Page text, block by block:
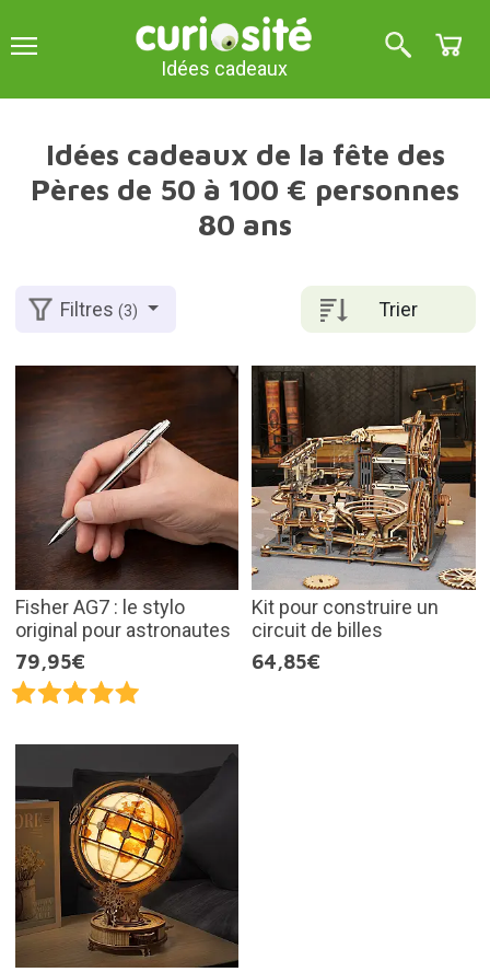
Idées cadeaux
Idées cadeaux de la fête des
Pères de 50 à 100 € personnes
80 ans
Trier
Filtres(3)
Fisher AG7 : le stylo
original pour astronautes
79,95€
Kit pour construire un
circuit de billes
64,85€